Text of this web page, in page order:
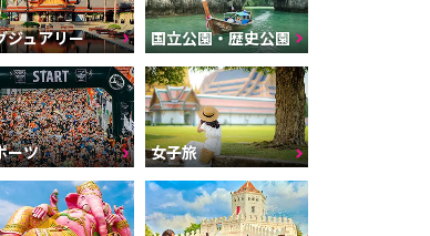
ジュアリー 国立公園・歴史公園
ーツ 女子旅